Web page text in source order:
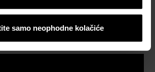
samo neophodne kolačiće